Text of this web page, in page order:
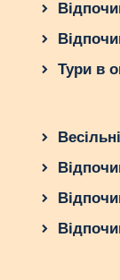
над
спеки.
Тури в